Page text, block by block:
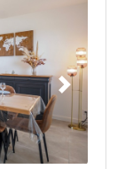
Suivant